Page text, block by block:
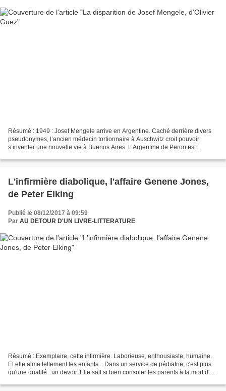
Résumé : 1949 : Josef Mengele arrive en Argentine. Caché derrière divers
pseudonymes, l’ancien médecin tortionnaire à Auschwitz croit pouvoir
s’inventer une nouvelle vie à Buenos Aires. L’Argentine de Peron est
L'infirmière diabolique, l'affaire Genene Jones,
de Peter Elking
Publié le 08/12/2017 à 09:59
Par AU DETOUR D'UN LIVRE-LITTERATURE
Résumé : Exemplaire, cette infirmière. Laborieuse, enthousiaste, humaine.
Et elle aime tellement les enfants... Dans un service de pédiatrie, c'est plus
qu'une qualité : un devoir. Elle sait si bien consoler les parents à la mort d'un